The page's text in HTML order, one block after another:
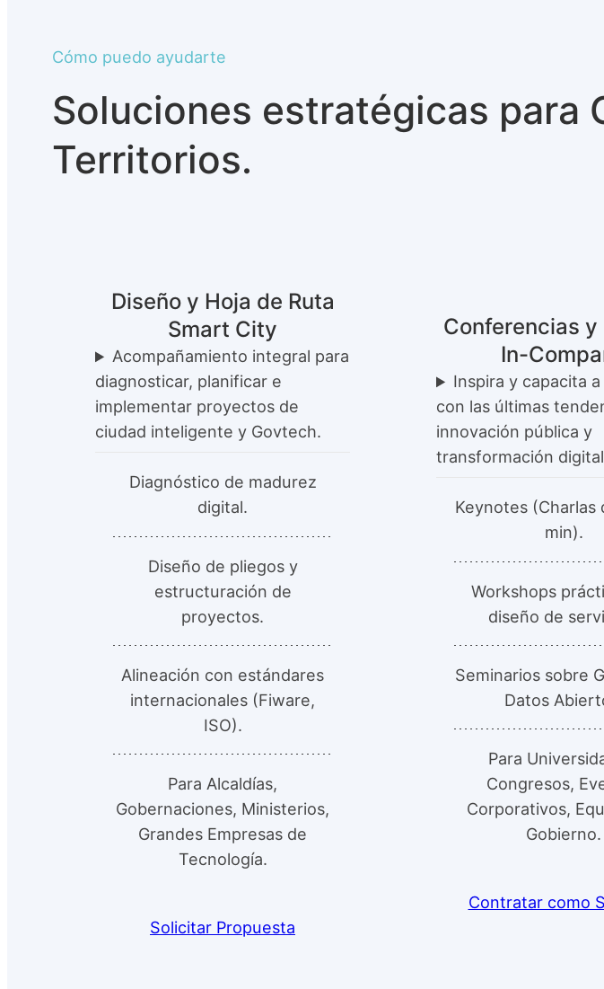
Cómo puedo ayudarte
Soluciones estratégicas para
Territorios.
Diseño y Hoja de Ruta
Smart City
Acompañamiento integral para
diagnosticar, planificar e
implementar proyectos de
ciudad inteligente y Govtech.
Diagnóstico de madurez
digital.
Diseño de pliegos y
estructuración de
proyectos.
Alineación con estándares
internacionales (Fiware,
ISO).
Para Alcaldías,
Gobernaciones, Ministerios,
Grandes Empresas de
Tecnología.
Solicitar Propuesta
Conferencias y
In-
Inspira y capacita
con las últimas
innovación pública y
transformación
Keynotes (Charlas
min).
Workshops
diseño de
Seminarios sobre
Datos
Para
Congresos,
Corporativos,
Gobierno.
Contratar como